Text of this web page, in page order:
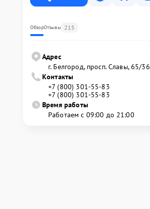
ОбзорОтзывы 215
Адрес
г. Белгород, просп. Славы, 65/36
Контакты
+7 (800) 301-55-83
+7 (800) 301-55-83
Время работы
Работаем с 09:00 до 21:00